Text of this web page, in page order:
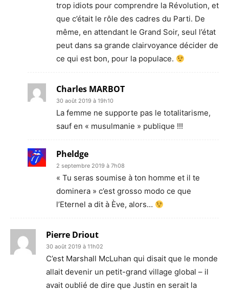
trop idiots pour comprendre la Révolution, et
que c’était le rôle des cadres du Parti. De
même, en attendant le Grand Soir, seul l’état
peut dans sa grande clairvoyance décider de
ce qui est bon, pour la populace.
Charles MARBOT
30 août 2019 à 19h10
La femme ne supporte pas le totalitarisme,
sauf en « musulmanie » publique !!!
Pheldge
2 septembre 2019 à 7h08
« Tu seras soumise à ton homme et il te
dominera » c’est grosso modo ce que
l’Eternel a dit à Ève, alors…
Pierre Driout
30 août 2019 à 11h02
C’est Marshall McLuhan qui disait que le monde
allait devenir un petit-grand village global – il
avait oublié de dire que Justin en serait la